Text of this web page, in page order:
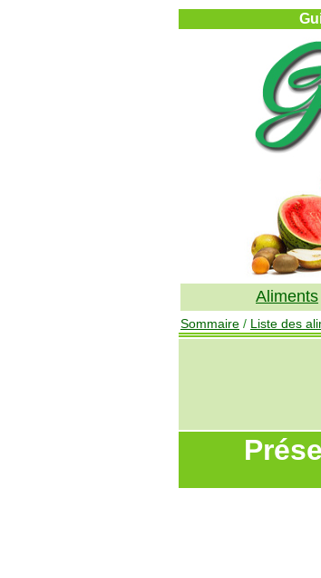
Aliments
Sommaire / Liste des